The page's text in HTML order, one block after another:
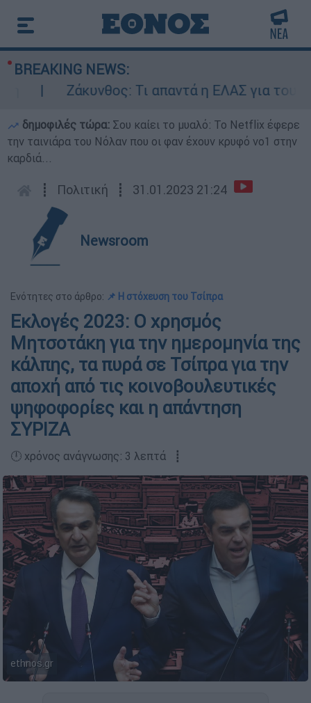
BREAKING NEWS:
Ζάκυνθος: Τι απαντά η ΕΛΑΣ για τους 8
δημοφιλές τώρα: Σου καίει το μυαλό: Το Netflix έφερε
την ταινιάρα του Νόλαν που οι φαν έχουν κρυφό νο1 στην
καρδιά...
┋ Πολιτική ┋ 31.01.2023 21:24
Newsroom
Ενότητες στο άρθρο: 📌 Η στόχευση του Τσίπρα
Εκλογές 2023: Ο χρησμός
Μητσοτάκη για την ημερομηνία της
κάλπης, τα πυρά σε Τσίπρα για την
αποχή από τις κοινοβουλευτικές
ψηφοφορίες και η απάντηση
ΣΥΡΙΖΑ
🕛 χρόνος ανάγνωσης: 3 λεπτά ┋
ethnos.gr